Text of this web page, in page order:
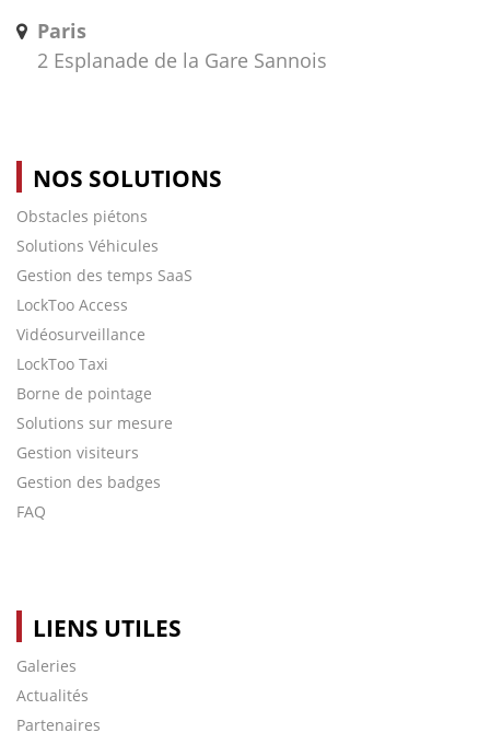
Paris
2 Esplanade de la Gare Sannois
NOS SOLUTIONS
Obstacles piétons
Solutions Véhicules
Gestion des temps SaaS
LockToo Access
Vidéosurveillance
LockToo Taxi
Borne de pointage
Solutions sur mesure
Gestion visiteurs
Gestion des badges
FAQ
LIENS UTILES
Galeries
Actualités
Partenaires